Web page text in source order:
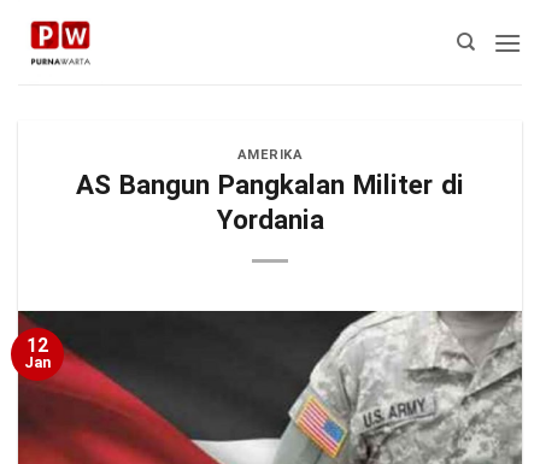
Skip
content
AMERIKA
AS Bangun Pangkalan Militer di
Yordania
12
Jan